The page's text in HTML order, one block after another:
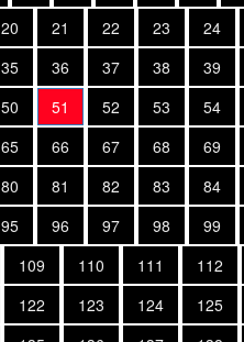
20 21 22 23 24
35 36 37 38 39
50 51 52 53 54
65 66 67 68 69
80 81 82 83 84
95 96 97 98 99
109 110 111 112
122 123 124 125